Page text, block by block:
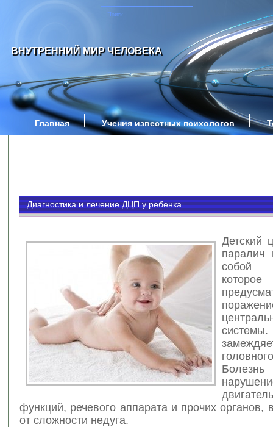
ВНУТРЕННИЙ МИР ЧЕЛОВЕКА
Главная Учения известных психологов
Диагностика и лечение ДЦП у ребенка
Детский
паралич
собой
которое
системы.
Болезнь
функций, речевого аппарата и прочих органов,
от сложности недуга.